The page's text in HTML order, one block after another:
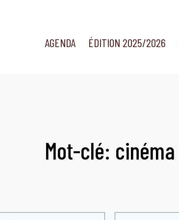
AGENDA ÉDITION 2025/2026
Mot-clé: cinéma